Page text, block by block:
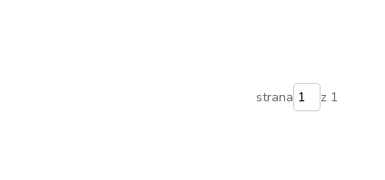
strana z 1